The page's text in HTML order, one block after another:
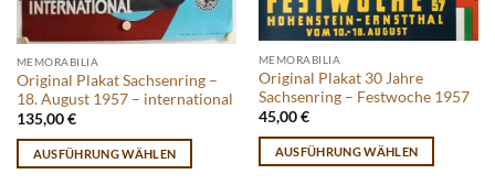
MEMORABILIA
Original Plakat Sachsenring –
18. August 1957 – international
135,00€
AUSFÜHRUNG WÄHLEN
MEMORABILIA
Original Plakat 30 Jahre
Sachsenring – Festwoche 1957
45,00€
AUSFÜHRUNG WÄHLEN